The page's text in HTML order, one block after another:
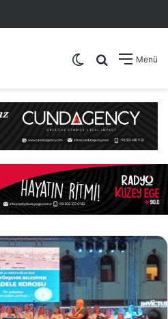
Menü
Arama yap
Dış görünümü